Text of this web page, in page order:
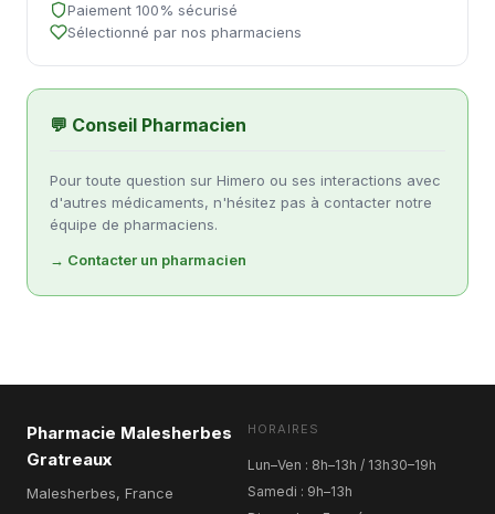
Paiement 100% sécurisé
Sélectionné par nos pharmaciens
💬 Conseil Pharmacien
Pour toute question sur Himero ou ses interactions avec
d'autres médicaments, n'hésitez pas à contacter notre
équipe de pharmaciens.
→ Contacter un pharmacien
Pharmacie Malesherbes
Gratreaux
Malesherbes, France
HORAIRES
Lun–Ven : 8h–13h / 13h30–19h
Samedi : 9h–13h